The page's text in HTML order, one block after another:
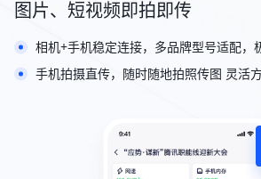
图片、短视频即拍即传
相机+手机稳定连接，多品牌型号适配，
手机拍摄直传，随时随地拍照传图 灵活